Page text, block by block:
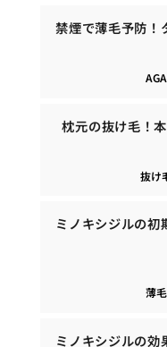
禁煙で薄毛予防！
AGA
枕元の抜け毛！
抜け
ミノキシジルの初
薄毛
ミノキシジルの効